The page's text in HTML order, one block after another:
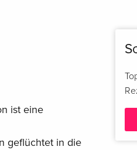
ist eine
geflüchtet in die